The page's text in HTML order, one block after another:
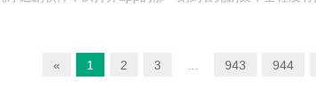
« 1 2 3 943 944